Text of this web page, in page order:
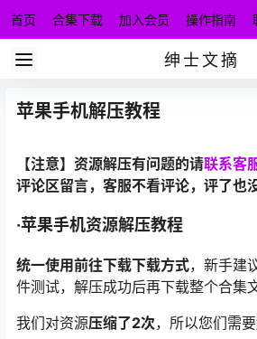
首页 合集下载 加入会员 操作指南
绅士文摘
苹果手机解压教程
【注意】资源解压有问题的请联系客
评论区留言，客服不看评论，评了也没
·苹果手机资源解压教程
统一使用前往下载下载方式，新手建
件测试，解压成功后再下载整个合集文
我们对资源压缩了2次，所以您们需要